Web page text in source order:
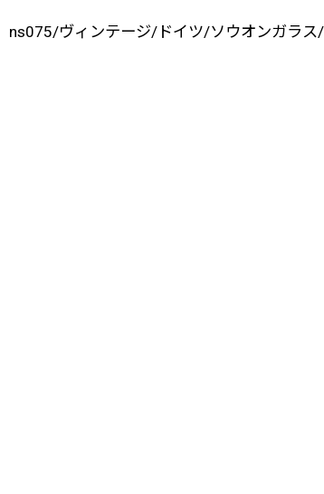
ns075/ヴィンテージ/ドイツ/ソウオンガラス/